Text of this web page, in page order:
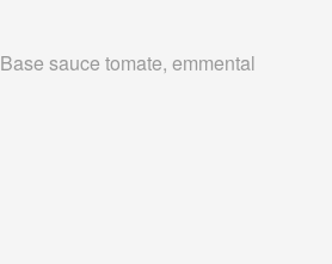
Base sauce tomate, emmental